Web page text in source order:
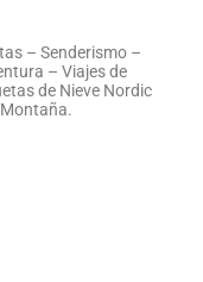
– Senderismo –
– Viajes de
de Nieve Nordic